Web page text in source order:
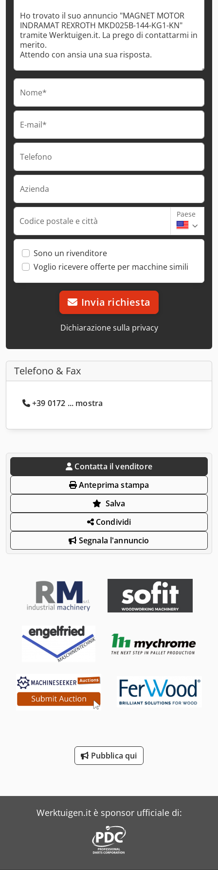
Nome*
E-mail*
Telefono
Azienda
Codice postale e città
Paese
Sono un rivenditore
Voglio ricevere offerte per macchine simili
Invia richiesta
Dichiarazione sulla privacy
Telefono & Fax
+39 0172 ... mostra
Contatta il venditore
Anteprima stampa
Salva
Condividi
Segnala l'annuncio
Pubblica qui
Werktuigen.it è sponsor ufficiale di: